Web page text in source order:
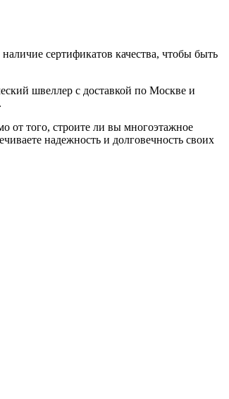
сертификатов качества, чтобы быть
швеллер с доставкой по Москве и
.
от того, строите ли вы многоэтажное
надежность и долговечность своих